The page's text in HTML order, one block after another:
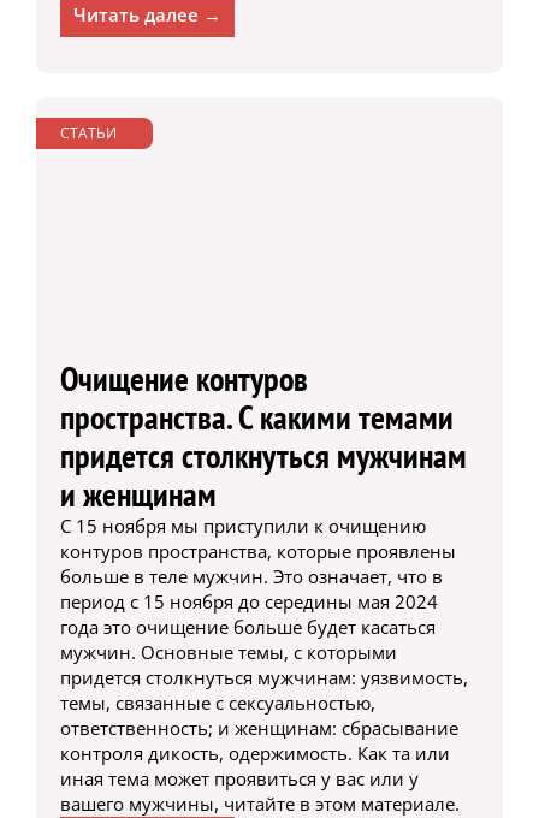
Читать далее →
СТАТЬИ
Очищение контуров
пространства. С какими темами
придется столкнуться мужчинам
и женщинам
С 15 ноября мы приступили к очищению
контуров пространства, которые проявлены
больше в теле мужчин. Это означает, что в
период с 15 ноября до середины мая 2024
года это очищение больше будет касаться
мужчин. Основные темы, с которыми
придется столкнуться мужчинам: уязвимость,
темы, связанные с сексуальностью,
ответственность; и женщинам: сбрасывание
контроля дикость, одержимость. Как та или
иная тема может проявиться у вас или у
вашего мужчины, читайте в этом материале.